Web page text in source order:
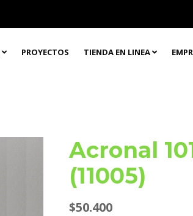
PROYECTOS TIENDA EN LINEA
Acronal
(11005)
$50.400